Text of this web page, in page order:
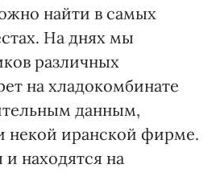
найти в самых
На днях мы
различных
на хладокомбинате
данным,
некой иранской фирме.
находятся на